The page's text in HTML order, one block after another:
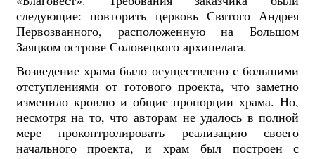
следующие: повторить церковь Святого Андрея
Первозванного, расположенную на Большом
Заяцком острове Соловецкого архипелага.
Возведение храма было осуществлено с большими
отступлениями от готового проекта, что заметно
изменило кровлю и общие пропорции храма. Но,
несмотря на то, что авторам не удалось в полной
мере проконтролировать реализацию своего
начального проекта, и храм был построен с